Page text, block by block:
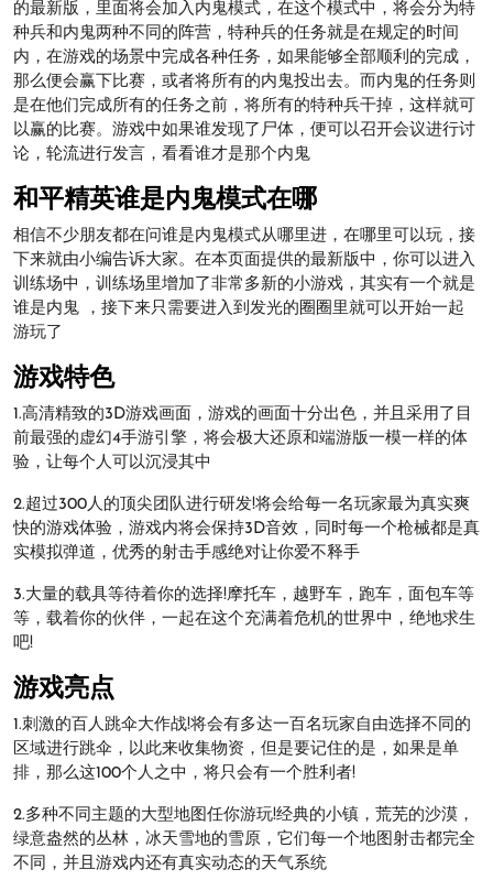
的最新版，里面将会加入内鬼模式，在这个模式中，将会分为特
种兵和内鬼两种不同的阵营，特种兵的任务就是在规定的时间
内，在游戏的场景中完成各种任务，如果能够全部顺利的完成，
那么便会赢下比赛，或者将所有的内鬼投出去。而内鬼的任务则
是在他们完成所有的任务之前，将所有的特种兵干掉，这样就可
以赢的比赛。游戏中如果谁发现了尸体，便可以召开会议进行讨
论，轮流进行发言，看看谁才是那个内鬼
和平精英谁是内鬼模式在哪
相信不少朋友都在问谁是内鬼模式从哪里进，在哪里可以玩，接
下来就由小编告诉大家。在本页面提供的最新版中，你可以进入
训练场中，训练场里增加了非常多新的小游戏，其实有一个就是
谁是内鬼 ，接下来只需要进入到发光的圈圈里就可以开始一起
游玩了
游戏特色
1.高清精致的3D游戏画面，游戏的画面十分出色，并且采用了目
前最强的虚幻4手游引擎，将会极大还原和端游版一模一样的体
验，让每个人可以沉浸其中
2.超过300人的顶尖团队进行研发!将会给每一名玩家最为真实爽
快的游戏体验，游戏内将会保持3D音效，同时每一个枪械都是真
实模拟弹道，优秀的射击手感绝对让你爱不释手
3.大量的载具等待着你的选择!摩托车，越野车，跑车，面包车等
等，载着你的伙伴，一起在这个充满着危机的世界中，绝地求生
吧!
游戏亮点
1.刺激的百人跳伞大作战!将会有多达一百名玩家自由选择不同的
区域进行跳伞，以此来收集物资，但是要记住的是，如果是单
排，那么这100个人之中，将只会有一个胜利者!
2.多种不同主题的大型地图任你游玩!经典的小镇，荒芜的沙漠，
绿意盎然的丛林，冰天雪地的雪原，它们每一个地图射击都完全
不同，并且游戏内还有真实动态的天气系统